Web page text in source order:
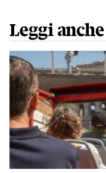
Leggi anche